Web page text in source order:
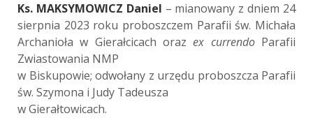
Ks. MAKSYMOWICZ Daniel – mianowany z dniem 24
sierpnia 2023 roku proboszczem Parafii św. Michała
Archanioła w Gierałcicach orazex currendoParafii
Zwiastowania NMP
w Biskupowie; odwołany z urzędu proboszcza Parafii
św. Szymona i Judy Tadeusza
w Gierałtowicach.